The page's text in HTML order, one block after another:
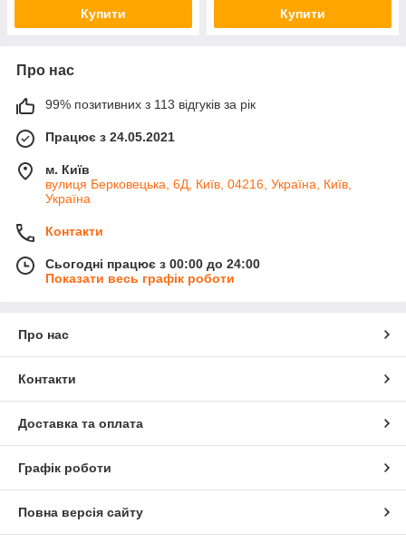
Купити Купити
Про нас
99% позитивних з 113 відгуків за рік
Працює з 24.05.2021
м. Київ
вулиця Берковецька, 6Д, Київ, 04216, Україна, Київ,
Україна
Контакти
Сьогодні працює з 00:00 до 24:00
Показати весь графік роботи
Про нас
Контакти
Доставка та оплата
Графік роботи
Повна версія сайту